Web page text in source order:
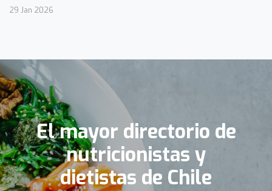
29 Jan 2026
El mayor directorio de
nutricionistas y
dietistas de Chile